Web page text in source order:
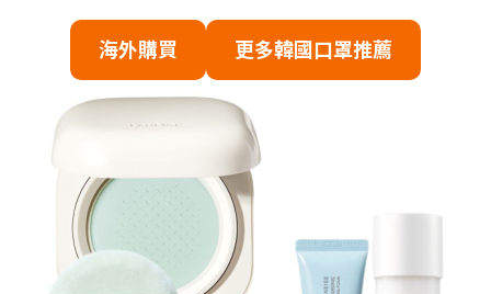
海外購買 更多韓國口罩推薦